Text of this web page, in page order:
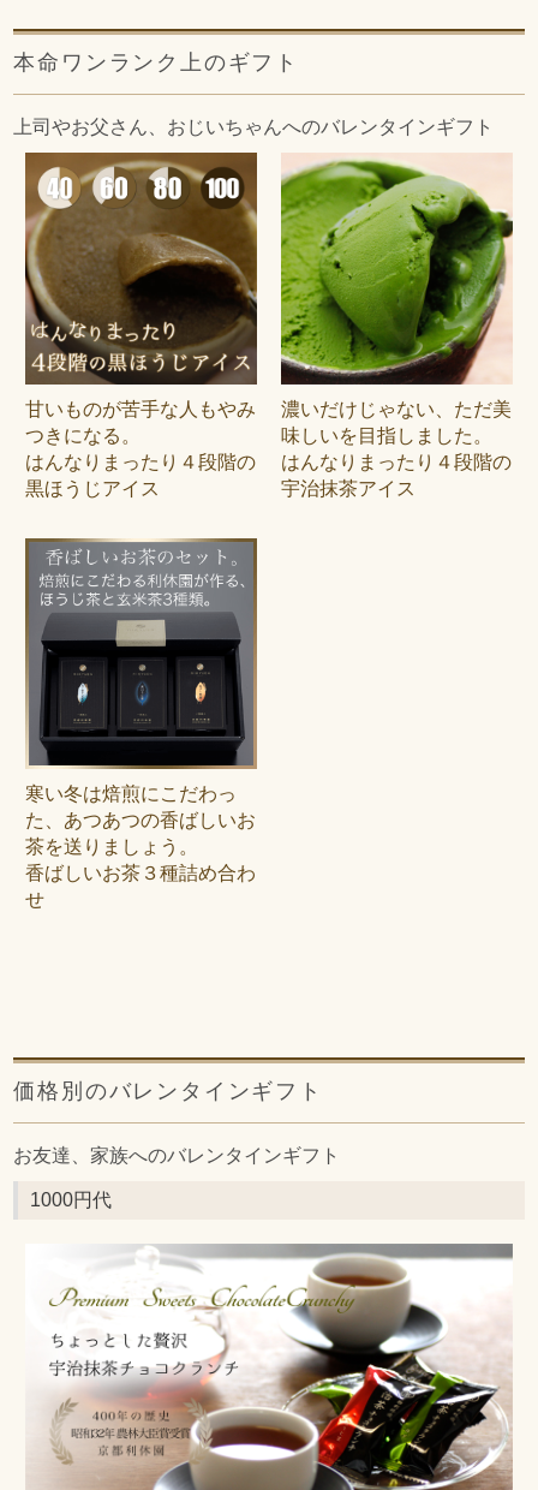
本命ワンランク上のギフト
上司やお父さん、おじいちゃんへのバレンタインギフト
甘いものが苦手な人もやみ
つきになる。
はんなりまったり４段階の
黒ほうじアイス
濃いだけじゃない、ただ美
味しいを目指しました。
はんなりまったり４段階の
宇治抹茶アイス
寒い冬は焙煎にこだわっ
た、あつあつの香ばしいお
茶を送りましょう。
香ばしいお茶３種詰め合わ
せ
価格別のバレンタインギフト
お友達、家族へのバレンタインギフト
1000円代